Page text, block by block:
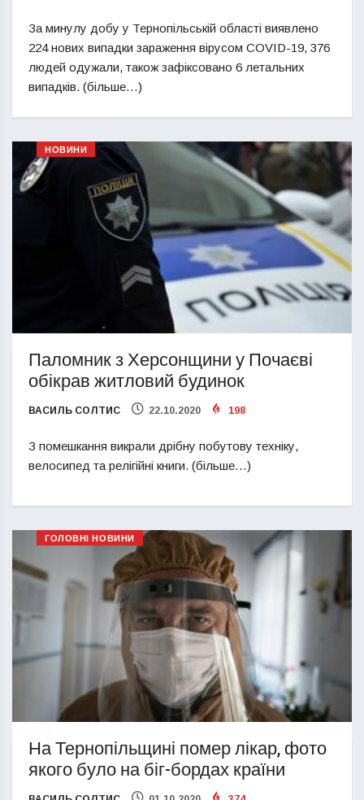
За минулу добу у Тернопільській області виявлено
224 нових випадки зараження вірусом COVID-19, 376
людей одужали, також зафіксовано 6 летальних
випадків. (більше…)
НОВИНИ
Паломник з Херсонщини у Почаєві
обікрав житловий будинок
ВАСИЛЬ СОЛТИС 22.10.2020 198
З помешкання викрали дрібну побутову техніку,
велосипед та релігійні книги. (більше…)
ГОЛОВНІ НОВИНИ
На Тернопільщині помер лікар, фото
якого було на біг-бордах країни